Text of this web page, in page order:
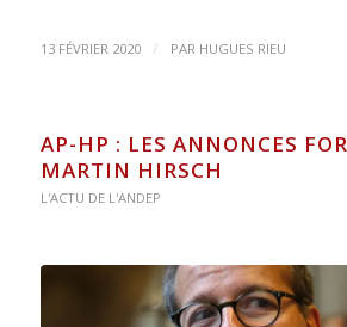
13 FÉVRIER 2020 / PAR HUGUES RIEU
AP-HP : LES ANNONCES
MARTIN HIRSCH
L'ACTU DE L'ANDEP